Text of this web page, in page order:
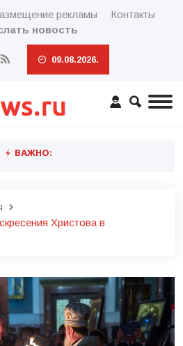
рекламы
Контакты
новость
09.08.2026.
ВАЖНО:
Христова в